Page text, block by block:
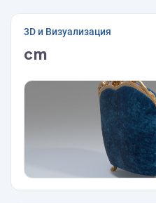
3D и Визуализация
cm